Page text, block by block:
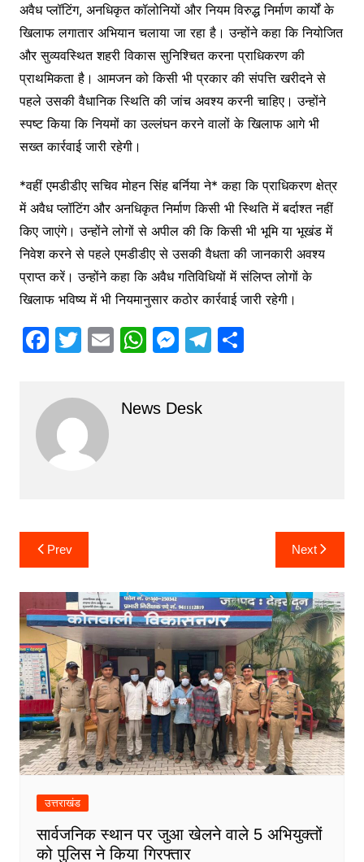
अवैध प्लॉटिंग, अनधिकृत कॉलोनियों और नियम विरुद्ध निर्माण कार्यों के
खिलाफ लगातार अभियान चलाया जा रहा है। उन्होंने कहा कि नियोजित
और सुव्यवस्थित शहरी विकास सुनिश्चित करना प्राधिकरण की
प्राथमिकता है। आमजन को किसी भी प्रकार की संपत्ति खरीदने से
पहले उसकी वैधानिक स्थिति की जांच अवश्य करनी चाहिए। उन्होंने
स्पष्ट किया कि नियमों का उल्लंघन करने वालों के खिलाफ आगे भी
सख्त कार्रवाई जारी रहेगी।
*वहीं एमडीडीए सचिव मोहन सिंह बर्निया ने* कहा कि प्राधिकरण क्षेत्र
में अवैध प्लॉटिंग और अनधिकृत निर्माण किसी भी स्थिति में बर्दाश्त नहीं
किए जाएंगे। उन्होंने लोगों से अपील की कि किसी भी भूमि या भूखंड में
निवेश करने से पहले एमडीडीए से उसकी वैधता की जानकारी अवश्य
प्राप्त करें। उन्होंने कहा कि अवैध गतिविधियों में संलिप्त लोगों के
खिलाफ भविष्य में भी नियमानुसार कठोर कार्रवाई जारी रहेगी।
F
c
e
b
o
T
itt
er
E W
s
M
s
T S
News Desk
Post
navigation
Prev Next
उत्तराखंड
सार्वजनिक स्थान पर जुआ खेलने वाले 5 अभियुक्तों
को पुलिस ने किया गिरफ्तार